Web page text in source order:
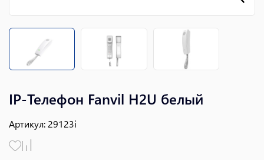
IP-Телефон Fanvil H2U белый
Артикул: 29123i